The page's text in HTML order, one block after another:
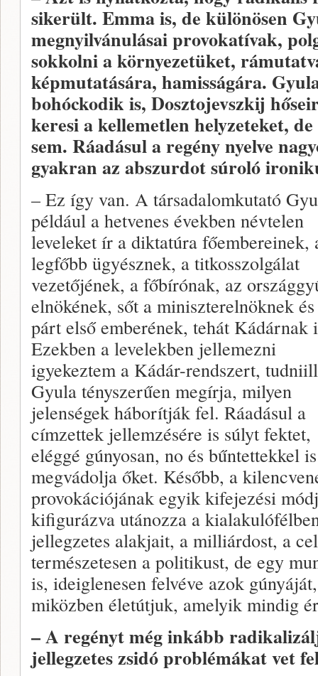
sikerült. Emma is, de különösen
megnyilvánulásai provokatívak,
sokkolni a környezetüket,
képmutatására, hamisságára.
bohóckodik is, Dosztojevszkij
keresi a kellemetlen helyzeteket,
sem. Ráadásul a regény nyelve
gyakran az abszurdot súroló
– Ez így van. A társadalomkutató
például a hetvenes években névtelen
leveleket ír a diktatúra főembereinek,
legfőbb ügyésznek, a titkosszolgálat
vezetőjének, a főbírónak, az
elnökének, sőt a miniszterelnöknek
párt első emberének, tehát Kádárnak
Ezekben a levelekben jellemezni
igyekeztem a Kádár-rendszert,
Gyula tényszerűen megírja, milyen
jelenségek háborítják fel. Ráadásul a
címzettek jellemzésére is súlyt fektet,
eléggé gúnyosan, no és bűntettekkel is
megvádolja őket. Később, a
provokációjának egyik kifejezési
kifigurázva utánozza a
jellegzetes alakjait, a milliárdost, a
természetesen a politikust, de egy
is, ideiglenesen felvéve azok
miközben életútjuk, amelyik mindig
– A regényt még inkább
jellegzetes zsidó problémákat vet